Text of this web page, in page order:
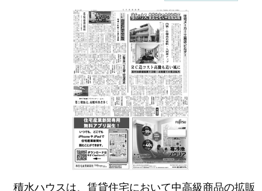
積水ハウスは、賃貸住宅において中高級商品の拡販